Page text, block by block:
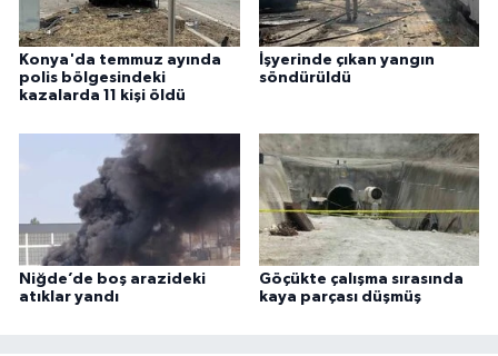
Konya'da temmuz ayında
polis bölgesindeki
kazalarda 11 kişi öldü
İşyerinde çıkan yangın
söndürüldü
Niğde’de boş arazideki
atıklar yandı
Göçükte çalışma sırasında
kaya parçası düşmüş